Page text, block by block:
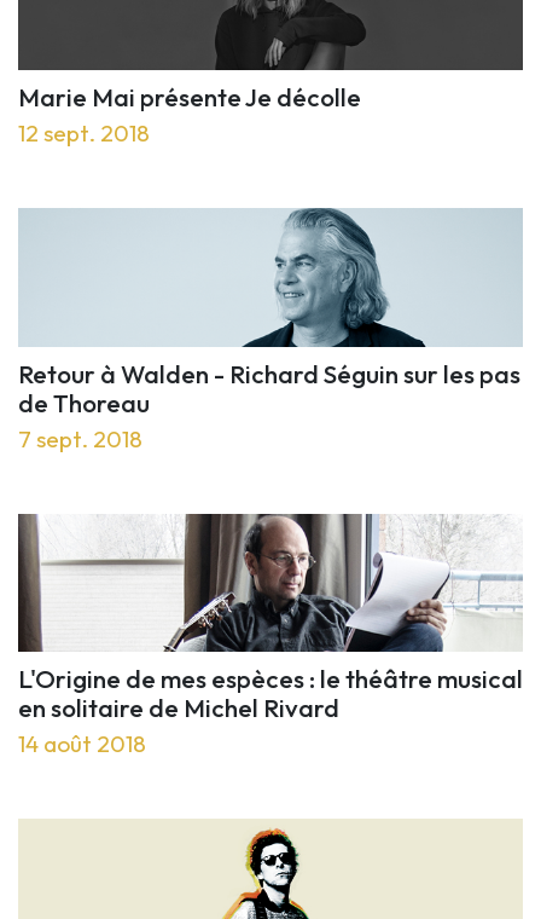
Marie Mai présente Je décolle
12 sept. 2018
Retour à Walden - Richard Séguin sur les pas
de Thoreau
7 sept. 2018
L'Origine de mes espèces : le théâtre musical
en solitaire de Michel Rivard
14 août 2018